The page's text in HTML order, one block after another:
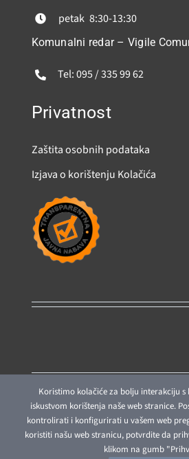
petak 8:30-13:30
Komunalni redar – Vigile
Tel: 095 / 335 99 62
Privatnost
Zaštita osobnih podataka
Izjava o korištenju Kolačića
©: Općina • Comune di: Grožnjan –
Web Art
Koristimo kolačiće za bolju interakciju
iskustvom korištenja naše web stranice.
kontrolirati i konfigurirati u vašem web
koristiti našu web stranicu, potvrdite da
klikom na gumb